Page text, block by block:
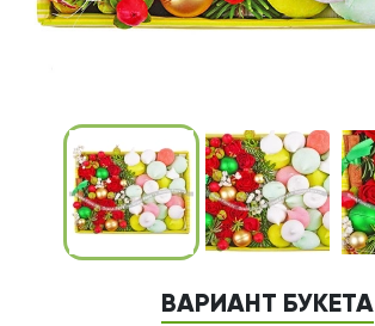
ВАРИАНТ БУКЕТА